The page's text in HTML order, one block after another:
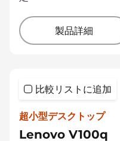
製品詳細
比較リストに追加
超小型デスクトップ
Lenovo V100q